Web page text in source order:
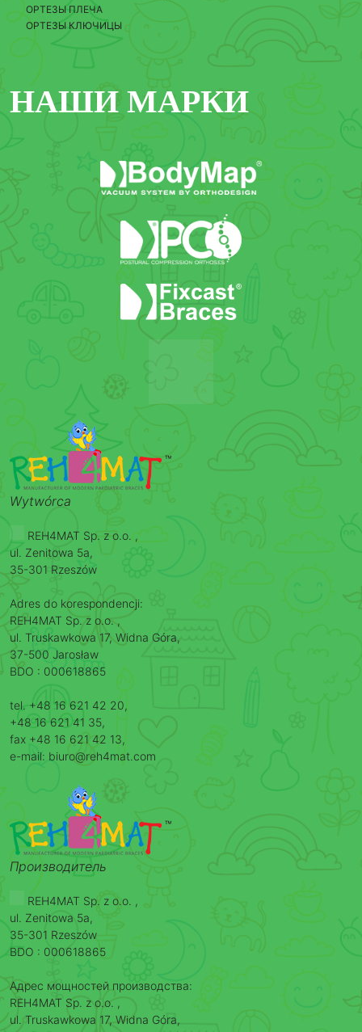
ОРТЕЗЫ ПЛЕЧА
ОРТЕЗЫ КЛЮЧИЦЫ
НАШИ МАРКИ
Wytwórca
REH4MAT Sp. z o.o. ,
ul. Zenitowa 5a,
35-301 Rzeszów
Adres do korespondencji:
REH4MAT Sp. z o.o. ,
ul. Truskawkowa 17, Widna Góra,
37-500 Jarosław
BDO : 000618865
tel. +48 16 621 42 20,
+48 16 621 41 35,
fax +48 16 621 42 13,
e-mail: biuro@reh4mat.com
Производитель
REH4MAT Sp. z o.o. ,
ul. Zenitowa 5a,
35-301 Rzeszów
BDO : 000618865
Адрес мощностей производства:
REH4MAT Sp. z o.o. ,
ul. Truskawkowa 17, Widna Góra,